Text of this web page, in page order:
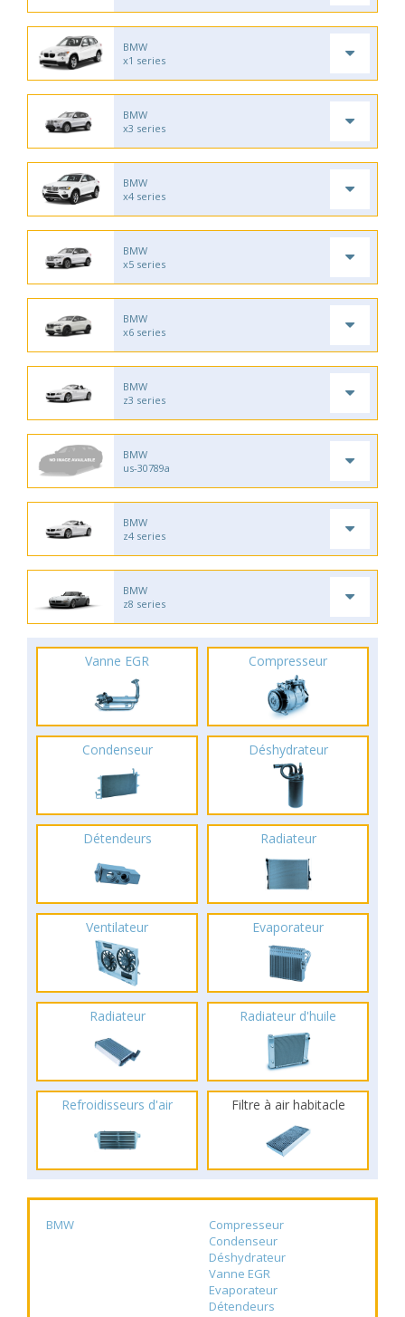
BMW
x1 series
BMW
x3 series
BMW
x4 series
BMW
x5 series
BMW
x6 series
BMW
z3 series
BMW
us-30789a
BMW
z4 series
BMW
z8 series
Vanne EGR Compresseur
Condenseur Déshydrateur
Détendeurs Radiateur
Ventilateur Evaporateur
Radiateur Radiateur d'huile
Refroidisseurs d'air Filtre à air habitacle
BMW
Compresseur
Condenseur
Déshydrateur
Vanne EGR
Evaporateur
Détendeurs